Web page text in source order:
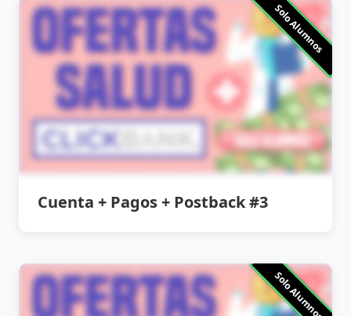
Solo Alumnos
Cuenta + Pagos + Postback #3
Solo Alumnos